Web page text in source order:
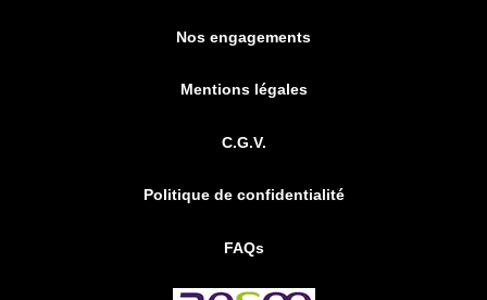
Nos engagements
Mentions légales
C.G.V.
Politique de confidentialité
FAQs